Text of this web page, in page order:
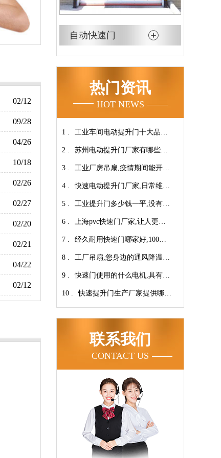
02/12
09/28
04/26
10/18
02/26
02/27
02/20
02/21
04/22
02/12
自动快速门
热门资讯
HOT NEWS
1 . 工业车间电动提升门十大品牌
【广州奇翔】
2 . 苏州电动提升门厂家有哪些优
势特点呢？-广州奇翔
3 . 工业厂房吊扇,疫情期间能开空
调吗?【广州奇翔】
4 . 快速电动提升门厂家,日常维保
小技巧！【广州奇翔】
5 . 工业提升门多少钱一平,没有中
间商差价放心选购【广州奇
翔】
6 . 上海pvc快速门厂家,让人更安
心-广州奇翔
7 . 经久耐用快速门哪家好,100万
次连续开启设计【广州奇翔】
8 . 工厂吊扇,您身边的通风降温专
家！【广州奇翔】
9 . 快速门使用的什么电机,具有快
速、可靠等特点【广州奇翔】
10 . 快速提升门生产厂家提供哪些
联系我们
CONTACT US